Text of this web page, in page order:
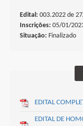
Edital: 003.2022 de
Inscrições: 05/01/
Situação: Finalizado
EDITAL
EDITAL DE